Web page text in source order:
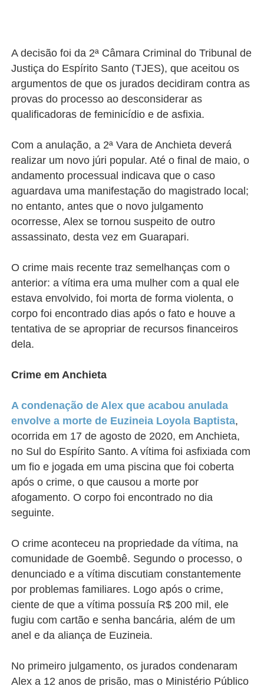
A decisão foi da 2ª Câmara Criminal do Tribunal de
Justiça do Espírito Santo (TJES), que aceitou os
argumentos de que os jurados decidiram contra as
provas do processo ao desconsiderar as
qualificadoras de feminicídio e de asfixia.
Com a anulação, a 2ª Vara de Anchieta deverá
realizar um novo júri popular. Até o final de maio, o
andamento processual indicava que o caso
aguardava uma manifestação do magistrado local;
no entanto, antes que o novo julgamento
ocorresse, Alex se tornou suspeito de outro
assassinato, desta vez em Guarapari.
O crime mais recente traz semelhanças com o
anterior: a vítima era uma mulher com a qual ele
estava envolvido, foi morta de forma violenta, o
corpo foi encontrado dias após o fato e houve a
tentativa de se apropriar de recursos financeiros
dela.
Crime em Anchieta
A condenação de Alex que acabou anulada
envolve a morte de Euzineia Loyola Baptista,
ocorrida em 17 de agosto de 2020, em Anchieta,
no Sul do Espírito Santo. A vítima foi asfixiada com
um fio e jogada em uma piscina que foi coberta
após o crime, o que causou a morte por
afogamento. O corpo foi encontrado no dia
seguinte.
O crime aconteceu na propriedade da vítima, na
comunidade de Goembê. Segundo o processo, o
denunciado e a vítima discutiam constantemente
por problemas familiares. Logo após o crime,
ciente de que a vítima possuía R$ 200 mil, ele
fugiu com cartão e senha bancária, além de um
anel e da aliança de Euzineia.
No primeiro julgamento, os jurados condenaram
Alex a 12 anos de prisão, mas o Ministério Público